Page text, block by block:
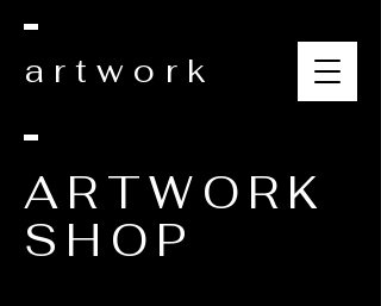
artwork
ARTWORK
SHOP